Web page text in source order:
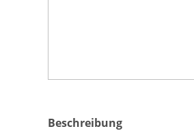
Beschreibung